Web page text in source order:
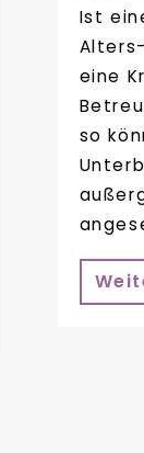
Ist
eine
so